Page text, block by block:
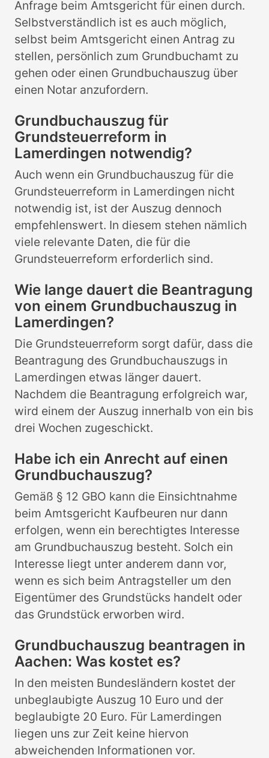
Anfrage beim Amtsgericht für einen durch.
Selbstverständlich ist es auch möglich,
selbst beim Amtsgericht einen Antrag zu
stellen, persönlich zum Grundbuchamt zu
gehen oder einen Grundbuchauszug über
einen Notar anzufordern.
Grundbuchauszug für
Grundsteuerreform in
Lamerdingen notwendig?
Auch wenn ein Grundbuchauszug für die
Grundsteuerreform in Lamerdingen nicht
notwendig ist, ist der Auszug dennoch
empfehlenswert. In diesem stehen nämlich
viele relevante Daten, die für die
Grundsteuerreform erforderlich sind.
Wie lange dauert die Beantragung
von einem Grundbuchauszug in
Lamerdingen?
Die Grundsteuerreform sorgt dafür, dass die
Beantragung des Grundbuchauszugs in
Lamerdingen etwas länger dauert.
Nachdem die Beantragung erfolgreich war,
wird einem der Auszug innerhalb von ein bis
drei Wochen zugeschickt.
Habe ich ein Anrecht auf einen
Grundbuchauszug?
Gemäß § 12 GBO kann die Einsichtnahme
beim Amtsgericht Kaufbeuren nur dann
erfolgen, wenn ein berechtigtes Interesse
am Grundbuchauszug besteht. Solch ein
Interesse liegt unter anderem dann vor,
wenn es sich beim Antragsteller um den
Eigentümer des Grundstücks handelt oder
das Grundstück erworben wird.
Grundbuchauszug beantragen in
Aachen: Was kostet es?
In den meisten Bundesländern kostet der
unbeglaubigte Auszug 10 Euro und der
beglaubigte 20 Euro. Für Lamerdingen
liegen uns zur Zeit keine hiervon
abweichenden Informationen vor.